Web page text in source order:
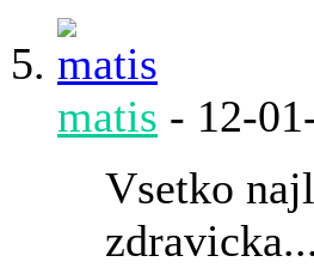
matis - 12-
Vsetko
zdravicka...